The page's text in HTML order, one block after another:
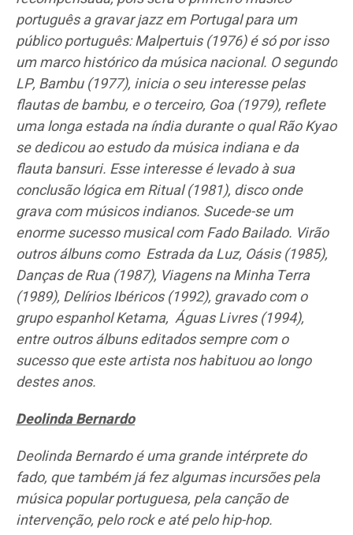
português a gravar jazz em Portugal para um
público português: Malpertuis (1976) é só por isso
um marco histórico da música nacional. O segundo
LP, Bambu (1977), inicia o seu interesse pelas
flautas de bambu, e o terceiro, Goa (1979), reflete
uma longa estada na índia durante o qual Rão Kyao
se dedicou ao estudo da música indiana e da
flauta bansuri. Esse interesse é levado à sua
conclusão lógica em Ritual (1981), disco onde
grava com músicos indianos. Sucede-se um
enorme sucesso musical com Fado Bailado. Virão
outros álbuns como Estrada da Luz, Oásis (1985),
Danças de Rua (1987), Viagens na Minha Terra
(1989), Delírios Ibéricos (1992), gravado com o
grupo espanhol Ketama, Águas Livres (1994),
entre outros álbuns editados sempre com o
sucesso que este artista nos habituou ao longo
destes anos.
Deolinda Bernardo
Deolinda Bernardo é uma grande intérprete do
fado, que também já fez algumas incursões pela
música popular portuguesa, pela canção de
intervenção, pelo rock e até pelo hip-hop.